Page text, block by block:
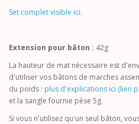
Set complet visible ici.
Extension pour bâton : 42g
La hauteur de mat nécessaire est
d'utiliser vos bâtons de marches assemblés
du poids : plus d'explications ici (lien
et la sangle fournie pèse 5g.
Si vous n'utilisez qu'un seul bâton,